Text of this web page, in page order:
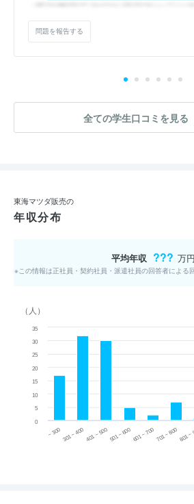
問題を報告する
全ての学生口コミを見る
東海マツダ販売の
年収分布
平均年収 ??? 万円
※この情報は正社員・契約社員・派遣社員の回答者による
（人）
~ 300 301 ~ 400 401 ~ 500501 ~ 600601 ~ 700701 ~ 800801
0
5
10
15
20
25
30
35